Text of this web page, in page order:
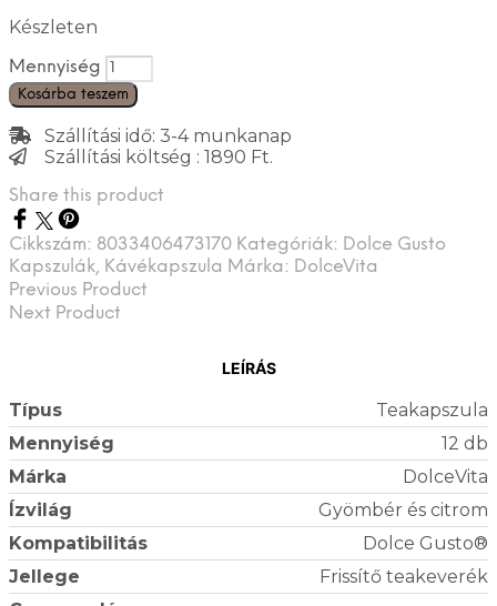
Készleten
Mennyiség
Kosárba teszem
Szállítási idő: 3-4 munkanap
Szállítási költség : 1890 Ft.
Share this product
Cikkszám: 8033406473170 Kategóriák: Dolce Gusto
Kapszulák, Kávékapszula Márka: DolceVita
Previous Product
Next Product
LEÍRÁS
Típus
Teakapszula
Mennyiség
12 db
Márka
DolceVita
Ízvilág
Gyömbér és citrom
Kompatibilitás
Dolce Gusto®
Jellege
Frissítő teakeverék